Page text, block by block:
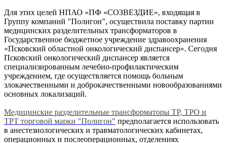
Для этих целей НПАО «ПФ «СОЗВЕЗДИЕ», входящая в
Группу компаний "Полигон", осуществила поставку партии
медицинских разделительных трансформаторов в
Государственное бюджетное учреждение здравоохранения
«Псковский областной онкологический диспансер». Сегодня
Псковский онкологический диспансер является
специализированным лечебно-профилактическим
учреждением, где осуществляется помощь больным
злокачественными и доброкачественными новообразованиями
основных локализаций.
Медицинские разделительные трансформаторы ТР, ТРО и
ТРТ торговой марки "Полигон" предполагается использовать
в анестезиологических и травматологических кабинетах,
операционных и послеоперационных, отделениях